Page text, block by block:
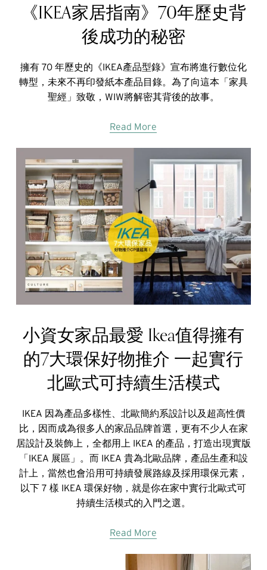
《IKEA家居指南》70年歷史背
後成功的秘密
擁有 70 年歷史的《IKEA產品型錄》宣布將進行數位化
轉型，未來不再印發紙本產品目錄。為了向這本「家具
聖經」致敬，WIW將解密其背後的故事。
Read More
小資女家品最愛 Ikea值得擁有
的7大環保好物推介 一起實行
北歐式可持續生活模式
IKEA 因為產品多樣性、北歐簡約系設計以及超高性價
比，因而成為很多人的家品品牌首選，更有不少人在家
居設計及裝飾上，全都用上 IKEA 的產品，打造出現實版
「IKEA 展區」。而 IKEA 貴為北歐品牌，產品生產和設
計上，當然也會沿用可持續發展路線及採用環保元素，
以下 7 樣 IKEA 環保好物，就是你在家中實行北歐式可
持續生活模式的入門之選。
Read More